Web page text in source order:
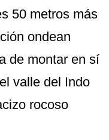
50 metros más
ondean
de montar en sí
valle del Indo
rocoso